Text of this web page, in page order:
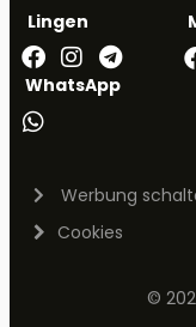
Lingen
WhatsApp
Werbung
Cookies
©